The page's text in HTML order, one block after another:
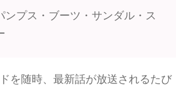
ンプス・ブーツ・サンダル・ス
を随時、最新話が放送されるたび